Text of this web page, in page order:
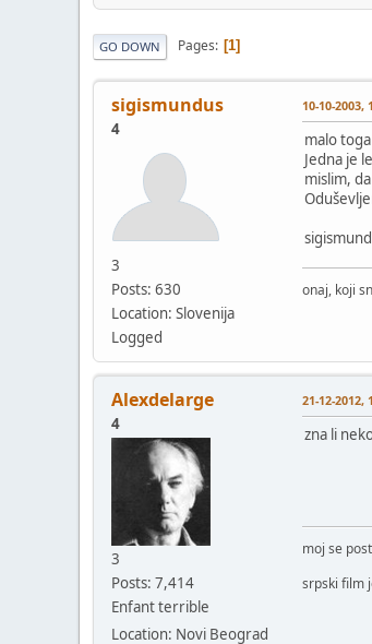
GO DOWN Pages 1
sigismundus
4
3
Posts: 630
Location: Slovenija
Logged
10-10-2003,
malo
Jedna je
mislim,
onaj, koji
Alexdelarge
4
3
Posts: 7,414
Enfant terrible
Location: Novi Beograd
21-12-2012,
zna li
moj se
srpski film